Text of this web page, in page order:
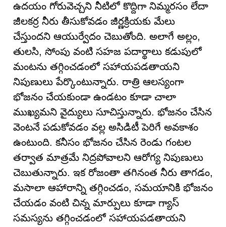
ఉదయం గోరువెచ్చని నీటిలో కొద్దిగా నిమ్మరసం లేదా
జీలకర్ర నీరు తీసుకోవడం జీర్ణక్రియకు మేలు
చేస్తుందని ఆయుర్వేదం చెబుతోంది. అలాగే అల్లం,
తులసి, సోంపు వంటి సహజ పదార్థాలు కడుపులో
మంటను తగ్గించడంలో సహాయపడతాయని
నిపుణులు పేర్కొంటున్నారు. రాత్రి ఆలస్యంగా
భోజనం చేయకుండా ఉండటం కూడా చాలా
ముఖ్యమని వైద్యులు సూచిస్తున్నారు. భోజనం చేసిన
వెంటనే పడుకోవడం వల్ల అసిడిటీ పెరిగే అవకాశం
ఉంటుంది. కనీసం భోజనం చేసిన రెండు గంటల
తర్వాత మాత్రమే నిద్రపోవాలని ఆరోగ్య నిపుణులు
చెబుతున్నారు. ఇక రోజంతా తగినంత నీరు తాగడం,
మసాలా ఆహారాన్ని తగ్గించడం, సమయానికి భోజనం
చేయడం వంటి చిన్న మార్పులు కూడా గ్యాస్
సమస్యను తగ్గించడంలో సహాయపడతాయని